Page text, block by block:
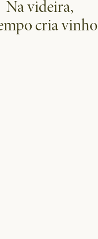
Na videira,
cria vinho